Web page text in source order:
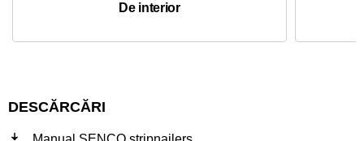
De interior
DESCĂRCĂRI